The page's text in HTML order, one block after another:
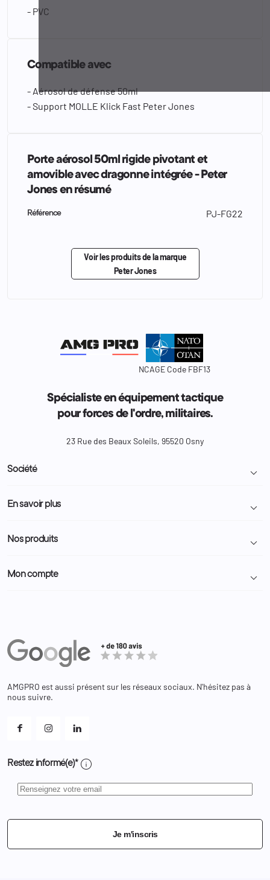
- PVC
Compatible avec
- Aérosol de défense 50ml
- Support MOLLE Klick Fast Peter Jones
Porte aérosol 50ml rigide pivotant et
amovible avec dragonne intégrée - Peter
Jones en résumé
Référence PJ-FG22
Voir les produits de la marque
Peter Jones
NCAGE Code FBF13
Spécialiste en équipement tactique
pour forces de l'ordre, militaires.
23 Rue des Beaux Soleils, 95520 Osny
Société 
Livraison et retour colis
Demande de devis
Nous contacter
En savoir plus 
Programme Fidélité
Administration
Nos produits 
Police Municipale | ASVP
Equipements
Bagagerie
Mon compte 
Adresses
Bons de réduction
Et les cookies ?
AMGPRO est aussi présent sur les réseaux sociaux. N'hésitez pas à
nous suivre.
Restez informé(e)* info
Je m'inscris